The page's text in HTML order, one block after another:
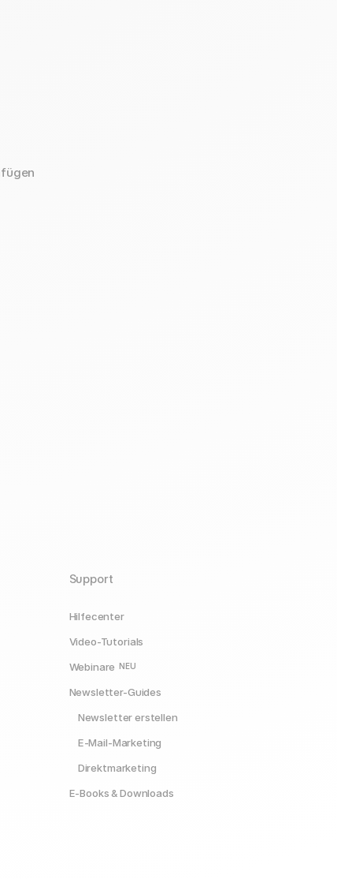
Support
Hilfecenter
Video-Tutorials
Webinare NEU
Newsletter-Guides
Newsletter erstellen
E-Mail-Marketing
Direktmarketing
E-Books & Downloads